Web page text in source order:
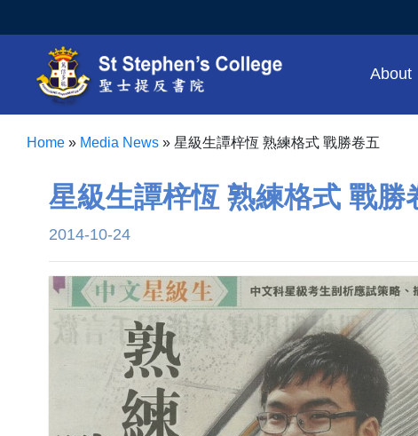
About
Home » Media News » 星級生譚梓恆 熟練格式 戰勝卷五
星級生譚梓恆 熟練格式 戰勝
2014-10-24